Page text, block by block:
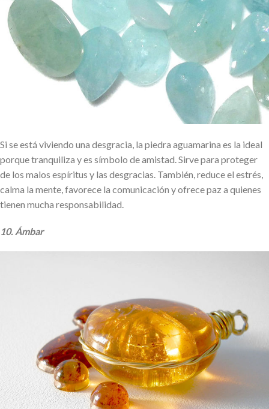
Si se está viviendo una desgracia, la piedra aguamarina es la ideal
porque tranquiliza y es símbolo de amistad. Sirve para proteger
de los malos espíritus y las desgracias. También, reduce el estrés,
calma la mente, favorece la comunicación y ofrece paz a quienes
tienen mucha responsabilidad.
10. Ámbar